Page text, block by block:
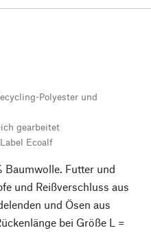
Polyester und
gearbeitet
Ecoalf
Baumwolle. Futter und
und Reißverschluss aus
und Ösen aus
bei Größe L =